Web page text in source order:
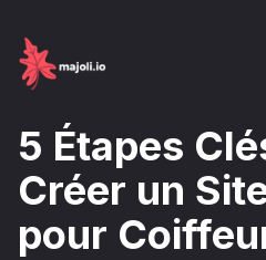
5 Étapes
Créer un
pour